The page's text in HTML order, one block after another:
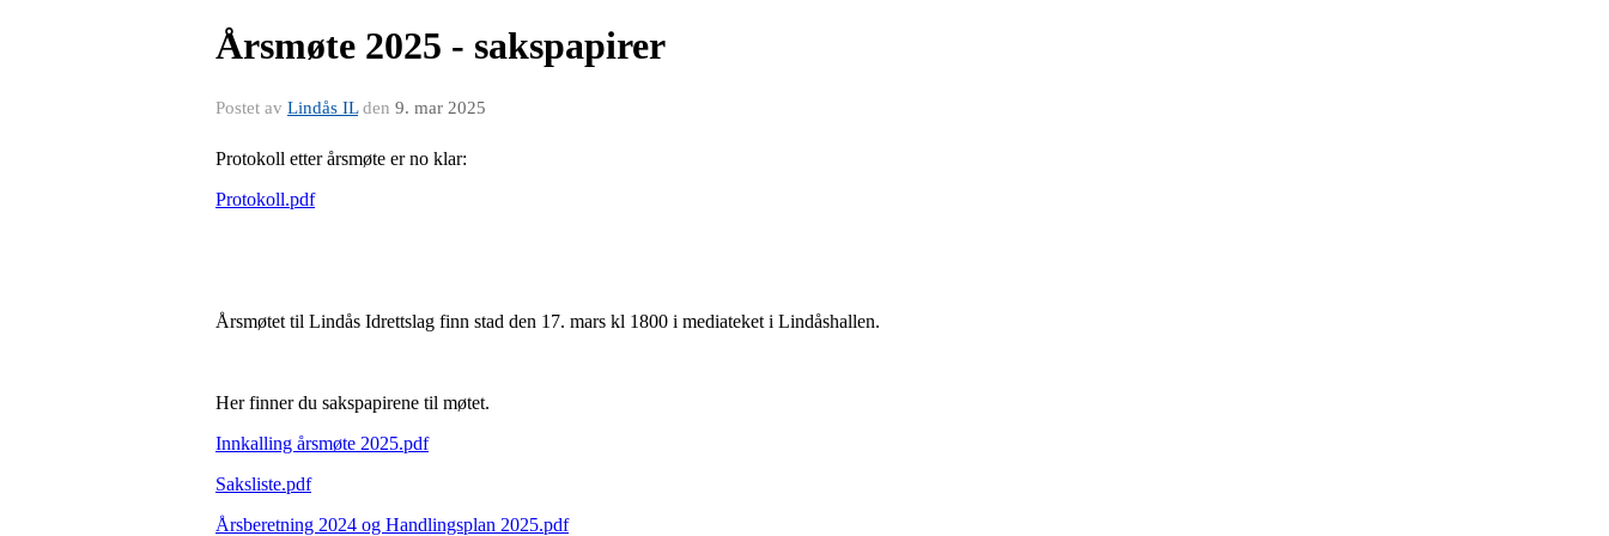
Årsmøte 2025 - sakspapirer
Postet av Lindås ILden 9. mar 2025
Protokoll etter årsmøte er no klar:
Protokoll.pdf
Årsmøtet til Lindås Idrettslag finn stad den 17. mars kl 1800 i mediateket i Lindåshallen.
Her finner du sakspapirene til møtet.
Innkalling årsmøte 2025.pdf
Saksliste.pdf
Årsberetning 2024 og Handlingsplan 2025.pdf